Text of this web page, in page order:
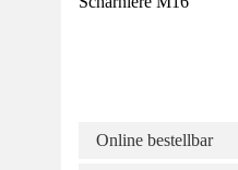
Online bestellbar